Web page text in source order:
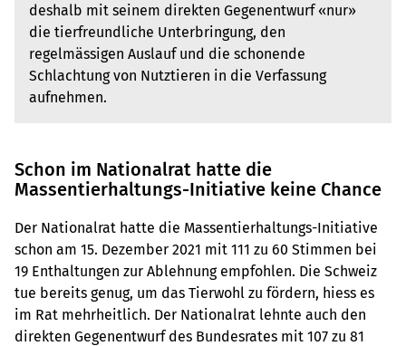
deshalb mit seinem direkten Gegenentwurf «nur»
die tierfreundliche Unterbringung, den
regelmässigen Auslauf und die schonende
Schlachtung von Nutztieren in die Verfassung
aufnehmen.
Schon im Nationalrat hatte die
Massentierhaltungs-Initiative keine Chance
Der Nationalrat hatte die Massentierhaltungs-Initiative
schon am 15. Dezember 2021 mit 111 zu 60 Stimmen bei
19 Enthaltungen zur Ablehnung empfohlen. Die Schweiz
tue bereits genug, um das Tierwohl zu fördern, hiess es
im Rat mehrheitlich. Der Nationalrat lehnte auch den
direkten Gegenentwurf des Bundesrates mit 107 zu 81